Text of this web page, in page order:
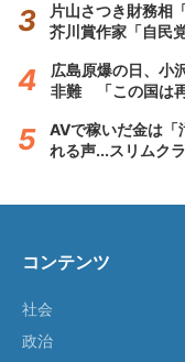
片山さつき財務相
芥川賞作家「自民
広島原爆の日、小
非難 「この国は
AVで稼いだ金は
れる声...スリムク
コンテンツ
社会
政治